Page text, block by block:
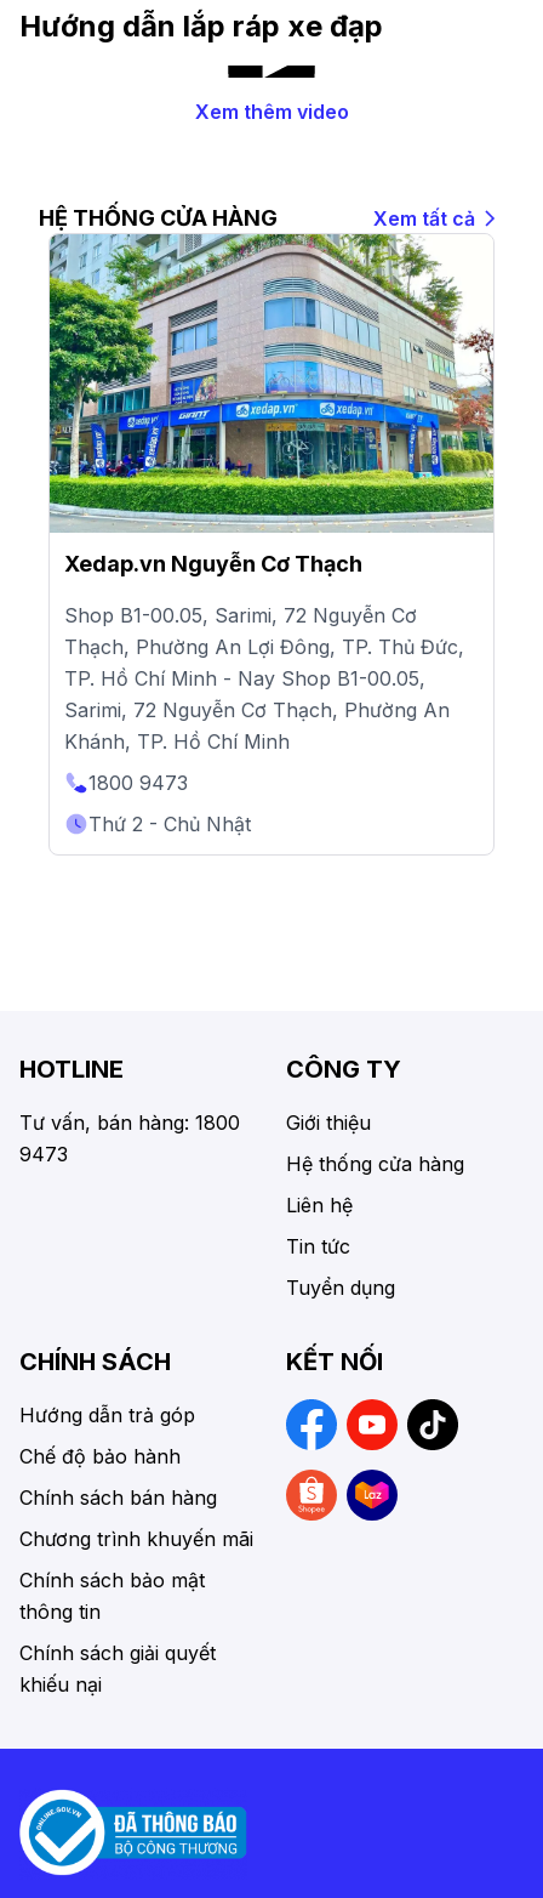
Hướng dẫn lắp ráp xe đạp
Xem thêm video
HỆ THỐNG CỬA HÀNG Xem tất cả
Xedap.vn Nguyễn Cơ Thạch
Shop B1-00.05, Sarimi, 72 Nguyễn Cơ
Thạch, Phường An Lợi Đông, TP. Thủ Đức,
TP. Hồ Chí Minh - Nay Shop B1-00.05,
Sarimi, 72 Nguyễn Cơ Thạch, Phường An
Khánh, TP. Hồ Chí Minh
1800 9473
Thứ 2 - Chủ Nhật
HOTLINE
Tư vấn, bán hàng: 1800
9473
CÔNG TY
Giới thiệu
Hệ thống cửa hàng
Liên hệ
Tin tức
Tuyển dụng
CHÍNH SÁCH
Hướng dẫn trả góp
Chế độ bảo hành
Chính sách bán hàng
Chương trình khuyến mãi
Chính sách bảo mật
thông tin
Chính sách giải quyết
khiếu nại
KẾT NỐI